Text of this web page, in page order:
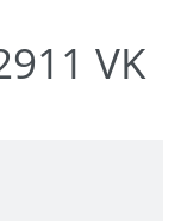
VK